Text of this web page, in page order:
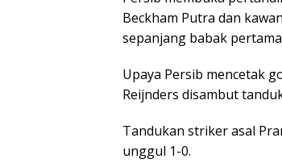
Beckham Putra dan
sepanjang babak
Upaya Persib mencetak
Reijnders disambut
Tandukan striker asal
unggul 1-0.